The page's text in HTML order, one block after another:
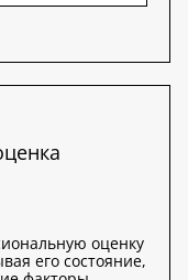
оценку
его состояние,